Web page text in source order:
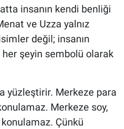
insanın kendi benliği
ve Uzza yalnız
değil; insanın
şeyin sembolü olarak
yüzleştirir. Merkeze para
Merkeze soy,
Çünkü